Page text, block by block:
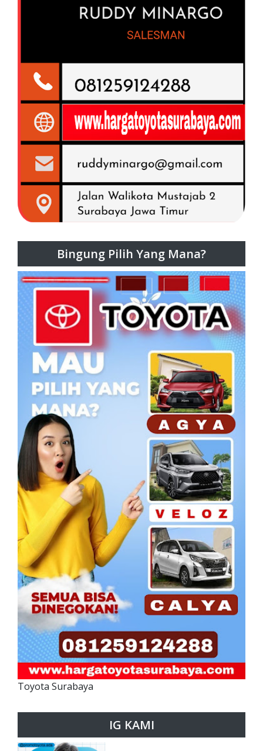
Bingung Pilih Yang Mana?
Toyota Surabaya
IG KAMI